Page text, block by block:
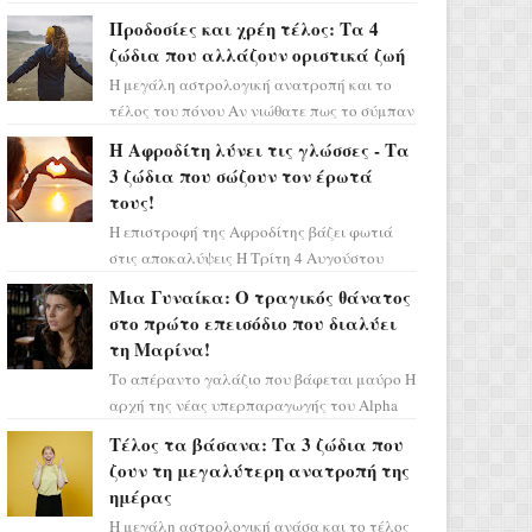
πρέπει τώρα να προετοιμαστο...
Προδοσίες και χρέη τέλος: Τα 4
ζώδια που αλλάζουν οριστικά ζωή
Η μεγάλη αστρολογική ανατροπή και το
τέλος του πόνου Αν νιώθατε πως το σύμπαν
πάρετε μια βαθιά α...
Η Αφροδίτη λύνει τις γλώσσες - Τα
3 ζώδια που σώζουν τον έρωτά
τους!
Η επιστροφή της Αφροδίτης βάζει φωτιά
στις αποκαλύψεις Η Τρίτη 4 Αυγούστου
ορόσημο, καθώς η Αφροδίτη πρ...
Μια Γυναίκα: Ο τραγικός θάνατος
στο πρώτο επεισόδιο που διαλύει
τη Μαρίνα!
Το απέραντο γαλάζιο που βάφεται μαύρο Η
αρχή της νέας υπερπαραγωγής του Alpha
πλημμυρισμένο από...
Τέλος τα βάσανα: Τα 3 ζώδια που
ζουν τη μεγαλύτερη ανατροπή της
ημέρας
Η μεγάλη αστρολογική ανάσα και το τέλος